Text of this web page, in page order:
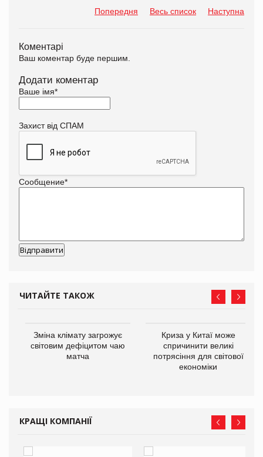
Попередня Весь список Наступна
Коментарі
Ваш коментар буде першим.
Додати коментар
Ваше імя*
Захист від СПАМ
Сообщение*
ЧИТАЙТЕ ТАКОЖ
Зміна клімату загрожує
світовим дефіцитом чаю
матча
Криза у Китаї може
спричинити великі
потрясіння для світової
економіки
КРАЩІ КОМПАНІЇ